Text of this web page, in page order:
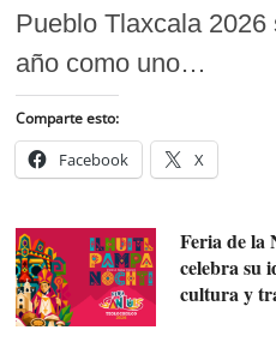
Pueblo Tlaxcala
año como uno…
Comparte esto:
Facebook X
Feria de la
celebra su
cultura y